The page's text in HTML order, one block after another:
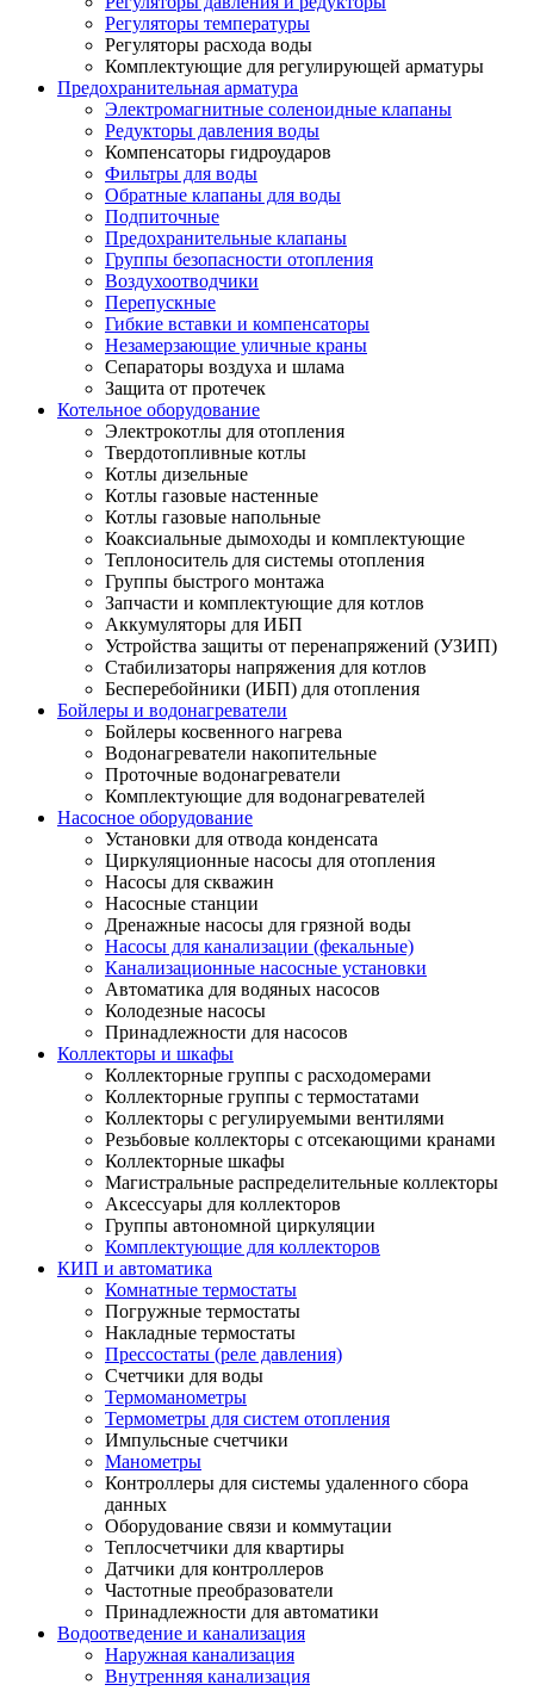
Регуляторы температуры
Регуляторы расхода воды
Комплектующие для регулирующей арматуры
Предохранительная арматура
Электромагнитные соленоидные клапаны
Редукторы давления воды
Компенсаторы гидроударов
Фильтры для воды
Обратные клапаны для воды
Подпиточные
Предохранительные клапаны
Группы безопасности отопления
Воздухоотводчики
Перепускные
Гибкие вставки и компенсаторы
Незамерзающие уличные краны
Сепараторы воздуха и шлама
Защита от протечек
Котельное оборудование
Электрокотлы для отопления
Твердотопливные котлы
Котлы дизельные
Котлы газовые настенные
Котлы газовые напольные
Коаксиальные дымоходы и комплектующие
Теплоноситель для системы отопления
Группы быстрого монтажа
Запчасти и комплектующие для котлов
Аккумуляторы для ИБП
Устройства защиты от перенапряжений (УЗИП)
Стабилизаторы напряжения для котлов
Бесперебойники (ИБП) для отопления
Бойлеры и водонагреватели
Бойлеры косвенного нагрева
Водонагреватели накопительные
Проточные водонагреватели
Комплектующие для водонагревателей
Насосное оборудование
Установки для отвода конденсата
Циркуляционные насосы для отопления
Насосы для скважин
Насосные станции
Дренажные насосы для грязной воды
Насосы для канализации (фекальные)
Канализационные насосные установки
Автоматика для водяных насосов
Колодезные насосы
Принадлежности для насосов
Коллекторы и шкафы
Коллекторные группы с расходомерами
Коллекторные группы с термостатами
Коллекторы с регулируемыми вентилями
Резьбовые коллекторы с отсекающими кранами
Коллекторные шкафы
Магистральные распределительные коллекторы
Аксессуары для коллекторов
Группы автономной циркуляции
Комплектующие для коллекторов
КИП и автоматика
Комнатные термостаты
Погружные термостаты
Накладные термостаты
Прессостаты (реле давления)
Счетчики для воды
Термоманометры
Термометры для систем отопления
Импульсные счетчики
Манометры
Контроллеры для системы удаленного сбора
данных
Оборудование связи и коммутации
Теплосчетчики для квартиры
Датчики для контроллеров
Частотные преобразователи
Принадлежности для автоматики
Водоотведение и канализация
Наружная канализация
Внутренняя канализация